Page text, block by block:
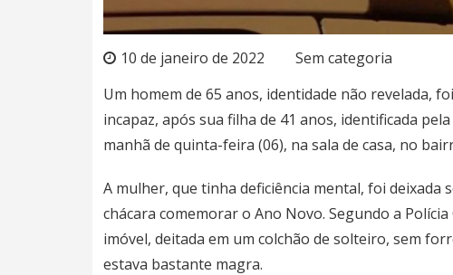
10 de janeiro de 2022
Sem categoria
Um homem de 65 anos, identidade não revelada,
incapaz, após sua filha de 41 anos, identificada
manhã de quinta-feira (06), na sala de casa, no
A mulher, que tinha deficiência mental, foi deixada
chácara comemorar o Ano Novo. Segundo a
imóvel, deitada em um colchão de solteiro, sem
estava bastante magra.